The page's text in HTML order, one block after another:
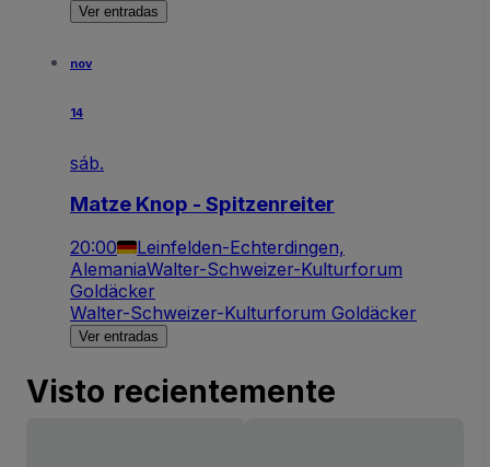
Ver entradas
nov
14
sáb.
Matze Knop - Spitzenreiter
20:00
Leinfelden-Echterdingen,
AlemaniaWalter-Schweizer-Kulturforum
Goldäcker
Walter-Schweizer-Kulturforum Goldäcker
Ver entradas
Visto recientemente